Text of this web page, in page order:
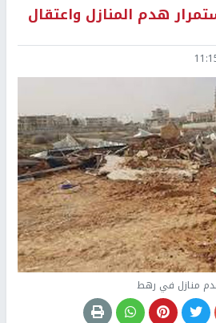
هدم المنازل واعتقال
منازل في رهط